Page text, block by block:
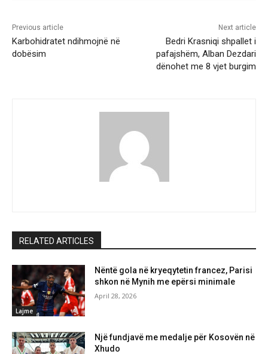
Previous article
Karbohidratet ndihmojnë në
dobësim
Next article
Bedri Krasniqi shpallet i
pafajshëm, Alban Dezdari
dënohet me 8 vjet burgim
RELATED ARTICLES
Lajme
Nëntë gola në kryeqytetin francez, Parisi
shkon në Mynih me epërsi minimale
April 28, 2026
Një fundjavë me medalje për Kosovën në
Xhudo